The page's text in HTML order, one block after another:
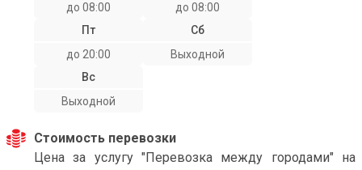
до 08:00
до 08:00
Пт
до 20:00
Сб
Выходной
Вс
Выходной
Стоимость перевозки
Цена за услугу "Перевозка между городами" на